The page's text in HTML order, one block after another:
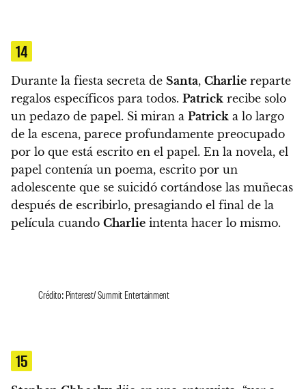
14
Durante la fiesta secreta de Santa, Charlie reparte
regalos específicos para todos. Patrick recibe solo
un pedazo de papel. Si miran a Patrick a lo largo
de la escena, parece profundamente preocupado
por lo que está escrito en el papel. En la novela, el
papel contenía un poema, escrito por un
adolescente que se suicidó cortándose las muñecas
después de escribirlo, presagiando el final de la
película cuando Charlie intenta hacer lo mismo.
Crédito: Pinterest/ Summit Entertainment
15